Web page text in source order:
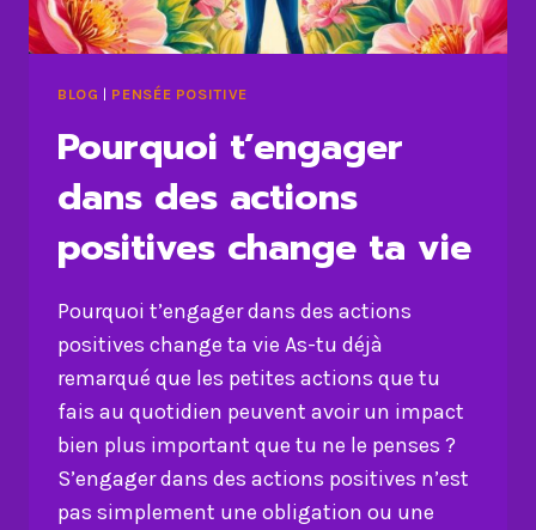
BLOG | PENSÉE POSITIVE
Pourquoi t’engager
dans des actions
positives change ta vie
Pourquoi t’engager dans des actions
positives change ta vie As-tu déjà
remarqué que les petites actions que tu
fais au quotidien peuvent avoir un impact
bien plus important que tu ne le penses ?
S’engager dans des actions positives n’est
pas simplement une obligation ou une